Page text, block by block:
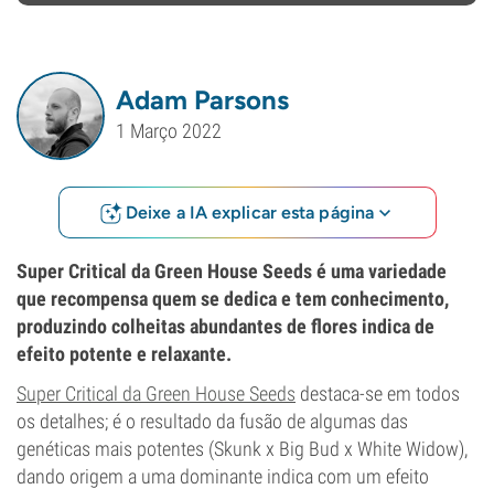
Adam Parsons
1 Março 2022
Deixe a IA explicar esta página
Super Critical da Green House Seeds é uma variedade
que recompensa quem se dedica e tem conhecimento,
produzindo colheitas abundantes de flores indica de
efeito potente e relaxante.
Super Critical da Green House Seeds destaca-se em todos
os detalhes; é o resultado da fusão de algumas das
genéticas mais potentes (Skunk x Big Bud x White Widow),
dando origem a uma dominante indica com um efeito